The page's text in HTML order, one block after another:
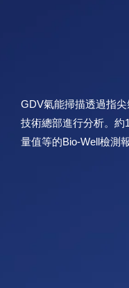
GDV氣能掃描透過指
技術總部進行分析。
量值等的Bio-Well檢測